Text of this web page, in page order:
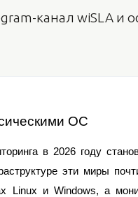
канал wiSLA и
ОС
в 2026 году
эти миры
Linux и Windows, а